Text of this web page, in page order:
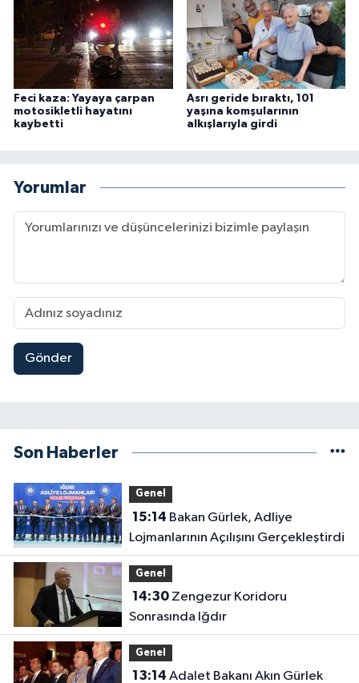
Feci kaza: Yayaya çarpan
motosikletli hayatını
kaybetti
Asrı geride bıraktı, 101
yaşına komşularının
alkışlarıyla girdi
Yorumlar
Gönder
Son Haberler
Genel
15:14
Lojmanlarının Açılışını Gerçekleştirdi
Genel
14:30Zengezur Koridoru
Sonrasında Iğdır
Genel
13:14